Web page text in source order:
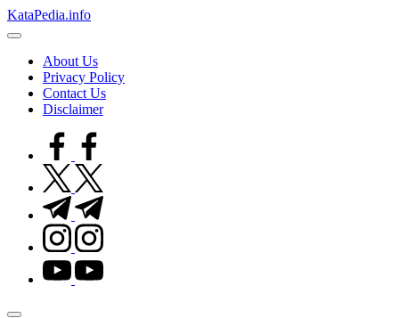
Skip
to
KataPedia.info
Berita
TerbaruAbout Us
Privacy Policy
Contact Us
Disclaimer
facebook.com
twitter.com
t.me
instagram.com
youtube.com